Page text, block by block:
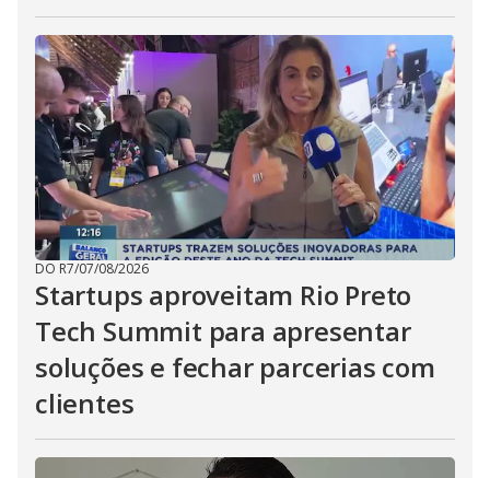
DO R7/07/08/2026
Startups aproveitam Rio Preto
Tech Summit para apresentar
soluções e fechar parcerias com
clientes